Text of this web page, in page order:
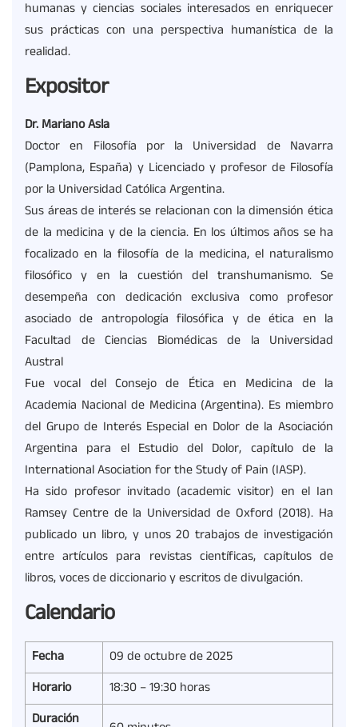
humanas y ciencias sociales interesados en enriquecer
sus prácticas con una perspectiva humanística de la
realidad.
Expositor
Dr. Mariano Asla
Doctor en Filosofía por la Universidad de Navarra
(Pamplona, España) y Licenciado y profesor de Filosofía
por la Universidad Católica Argentina.
Sus áreas de interés se relacionan con la dimensión ética
de la medicina y de la ciencia. En los últimos años se ha
focalizado en la filosofía de la medicina, el naturalismo
filosófico y en la cuestión del transhumanismo. Se
desempeña con dedicación exclusiva como profesor
asociado de antropología filosófica y de ética en la
Facultad de Ciencias Biomédicas de la Universidad
Austral
Fue vocal del Consejo de Ética en Medicina de la
Academia Nacional de Medicina (Argentina). Es miembro
del Grupo de Interés Especial en Dolor de la Asociación
Argentina para el Estudio del Dolor, capítulo de la
International Asociation for the Study of Pain (IASP).
Ha sido profesor invitado (academic visitor) en el Ian
Ramsey Centre de la Universidad de Oxford (2018). Ha
publicado un libro, y unos 20 trabajos de investigación
entre artículos para revistas científicas, capítulos de
libros, voces de diccionario y escritos de divulgación.
Calendario
Fecha
09 de octubre de 2025
Horario
18:30 – 19:30 horas
Duración